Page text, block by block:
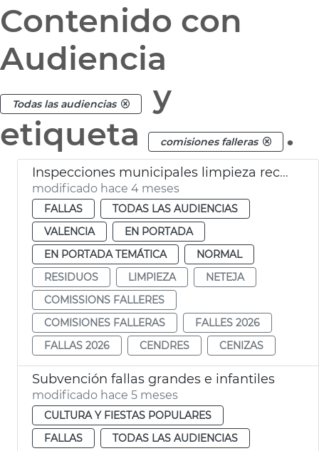
Contenido con
Audiencia
Todas las audiencias
y
etiqueta
comisiones falleras .
Inspecciones municipales limpieza recogida residuos Fallas València 2026
modificado hace 4 meses
FALLAS
TODAS LAS AUDIENCIAS
VALENCIA
EN PORTADA
EN PORTADA TEMÁTICA
NORMAL
RESIDUOS
LIMPIEZA
NETEJA
COMISSIONS FALLERES
COMISIONES FALLERAS
FALLES 2026
FALLAS 2026
CENDRES CENIZAS
Subvención fallas grandes e infantiles
modificado hace 5 meses
CULTURA Y FIESTAS POPULARES
FALLAS
TODAS LAS AUDIENCIAS